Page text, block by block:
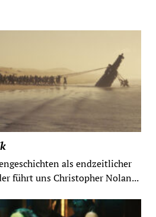
als endzeitlicher
führt uns Christopher Nolan...